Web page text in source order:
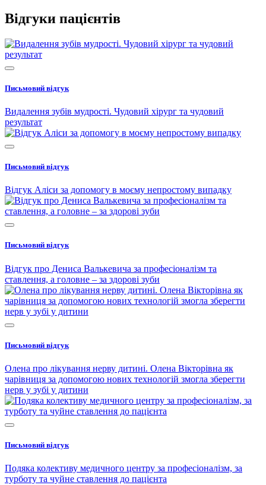
Відгуки пацієнтів
Письмовий відгук
Видалення зубів мудрості. Чудовий хірург та чудовий
результат
Письмовий відгук
Відгук Аліси за допомогу в моєму непростому випадку
Письмовий відгук
Відгук про Дениса Валькевича за професіоналізм та
ставлення, а головне – за здорові зуби
Письмовий відгук
Олена про лікування нерву дитині. Олена Вікторівна як
чарівниця за допомогою нових технологій змогла зберегти
нерв у зубі у дитини
Письмовий відгук
Подяка колективу медичного центру за професіоналізм, за
турботу та чуйне ставлення до пацієнта